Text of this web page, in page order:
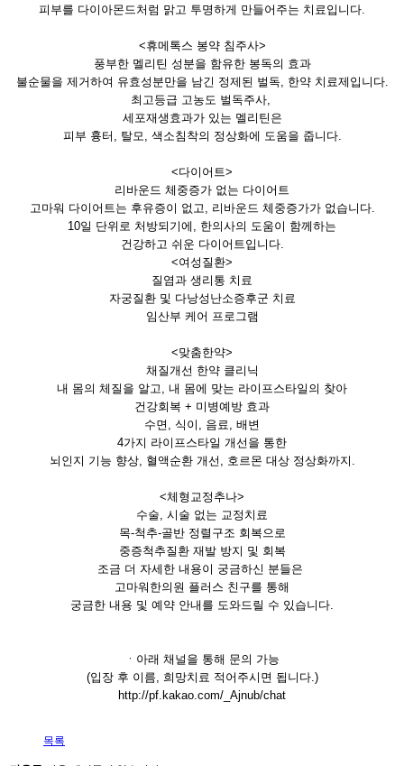
피부를 다이아몬드처럼 맑고 투명하게 만들어주는 치료입니다.
<휴메톡스 봉약 침주사>
풍부한 멜리틴 성분을 함유한 봉독의 효과
불순물을 제거하여 유효성분만을 남긴 정제된 벌독, 한약 치료제입니다.
최고등급 고농도 벌독주사,
세포재생효과가 있는 멜리틴은
피부 흉터, 탈모, 색소침착의 정상화에 도움을 줍니다.
<다이어트>
리바운드 체중증가 없는 다이어트
고마워 다이어트는 후유증이 없고, 리바운드 체중증가가 없습니다.
10일 단위로 처방되기에, 한의사의 도움이 함께하는
건강하고 쉬운 다이어트입니다.
<여성질환>
질염과 생리통 치료
자궁질환 및 다낭성난소증후군 치료
임산부 케어 프로그램
<맞춤한약>
채질개선 한약 클리닉
내 몸의 체질을 알고, 내 몸에 맞는 라이프스타일의 찾아
건강회복 + 미병예방 효과
수면, 식이, 음료, 배변
4가지 라이프스타일 개선을 통한
뇌인지 기능 향상, 혈액순환 개선, 호르몬 대상 정상화까지.
<체형교정추나>
수술, 시술 없는 교정치료
목-척추-골반 정렬구조 회복으로
중증척추질환 재발 방지 및 회복
조금 더 자세한 내용이 궁금하신 분들은
고마워한의원 플러스 친구를 통해
궁금한 내용 및 예약 안내를 도와드릴 수 있습니다.
ㆍ아래 채널을 통해 문의 가능
(입장 후 이름, 희망치료 적어주시면 됩니다.)
http://pf.kakao.com/_Ajnub/chat
목록